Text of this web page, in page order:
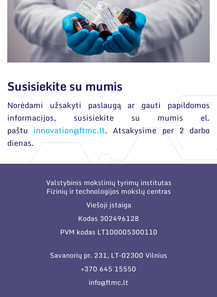
Susisiekite su mumis
Norėdami užsakyti paslaugą ar gauti papildomos
informacijos, susisiekite su mumis el.
paštu innovation@ftmc.lt. Atsakysime per 2 darbo
dienas.
Valstybinis mokslinių tyrimų institutas
Fizinių ir technologijos mokslų centras
Viešoji įstaiga
Kodas 302496128
PVM kodas LT100005300110
Savanorių pr. 231, LT-02300 Vilnius
+370 645 15550
info@ftmc.lt